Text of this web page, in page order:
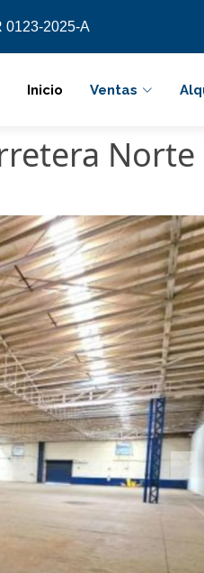
0123-2025-A
Inicio Ventas